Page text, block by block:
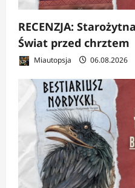
RECENZJA:
Świat przed chrztem
Miautopsja 06.08.2026